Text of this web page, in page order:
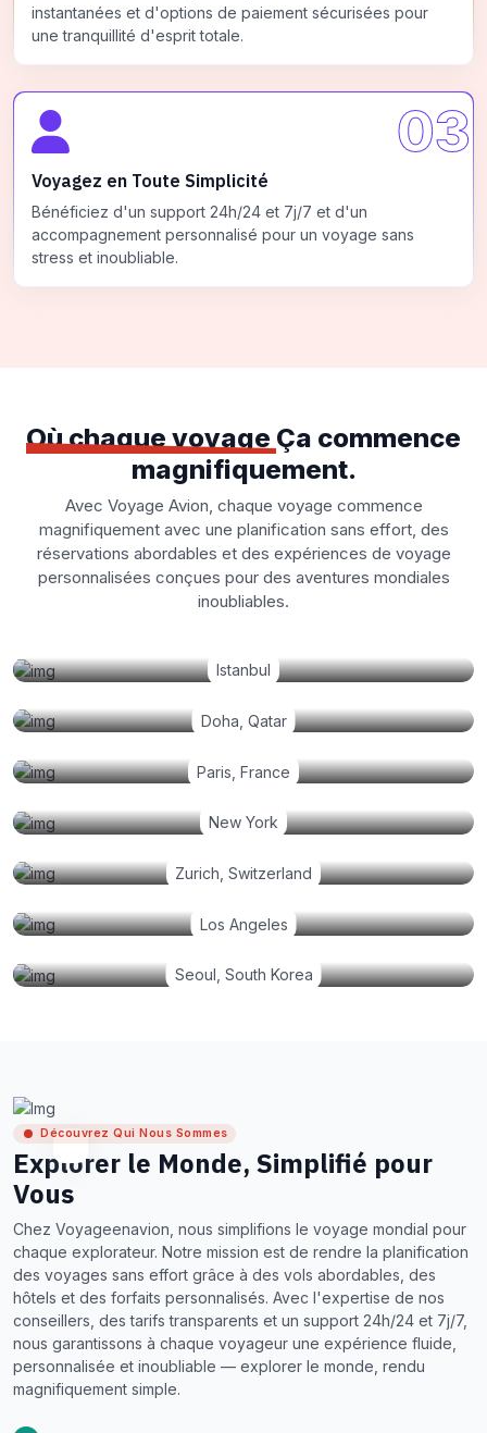
instantanées et d'options de paiement sécurisées pour
une tranquillité d'esprit totale.
03
Voyagez en Toute Simplicité
Bénéficiez d'un support 24h/24 et 7j/7 et d'un
accompagnement personnalisé pour un voyage sans
stress et inoubliable.
Où chaque voyage Ça commence
magnifiquement.
Avec Voyage Avion, chaque voyage commence
magnifiquement avec une planification sans effort, des
réservations abordables et des expériences de voyage
personnalisées conçues pour des aventures mondiales
inoubliables.
Istanbul
Doha, Qatar
Paris, France
New York
Zurich, Switzerland
Los Angeles
Seoul, South Korea
Découvrez Qui Nous Sommes
Explorer le Monde, Simplifié pour
Vous
Chez Voyageenavion, nous simplifions le voyage mondial pour
chaque explorateur. Notre mission est de rendre la planification
des voyages sans effort grâce à des vols abordables, des
hôtels et des forfaits personnalisés. Avec l'expertise de nos
conseillers, des tarifs transparents et un support 24h/24 et 7j/7,
nous garantissons à chaque voyageur une expérience fluide,
personnalisée et inoubliable — explorer le monde, rendu
magnifiquement simple.